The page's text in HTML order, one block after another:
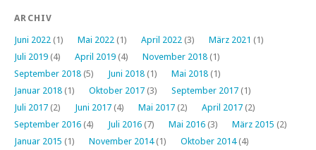
ARCHIV
Juni 2022 (1) Mai 2022 (1) April 2022 (3) März 2021 (1)
Juli 2019 (4) April 2019 (4) November 2018 (1)
September 2018 (5) Juni 2018 (1) Mai 2018 (1)
Januar 2018 (1) Oktober 2017 (3) September 2017 (1)
Juli 2017 (2) Juni 2017 (4) Mai 2017 (2) April 2017 (2)
September 2016 (4) Juli 2016 (7) Mai 2016 (3) März 2015 (2)
Januar 2015 (1) November 2014(1) Oktober 2014(4)